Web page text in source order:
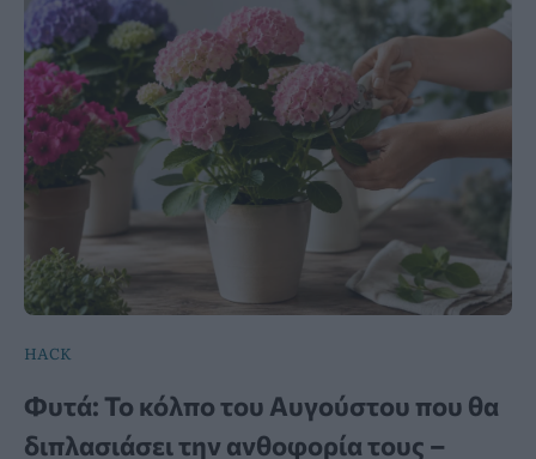
HACK
Φυτά: Το κόλπο του Αυγούστου που θα
διπλασιάσει την ανθοφορία τους –